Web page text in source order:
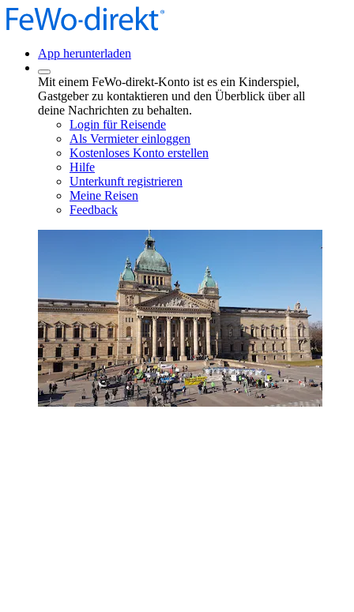
App herunterladen
Mit einem FeWo-direkt-Konto ist es ein Kinderspiel,
Gastgeber zu kontaktieren und den Überblick über all
deine Nachrichten zu behalten.
Login für Reisende
Als Vermieter einloggen
Kostenloses Konto erstellen
Hilfe
Unterkunft registrieren
Meine Reisen
Feedback